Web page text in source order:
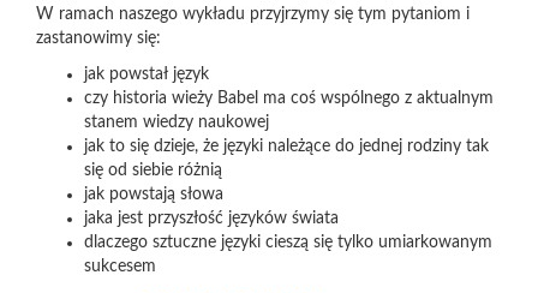
W ramach naszego wykładu przyjrzymy się tym pytaniom i
zastanowimy się:
jak powstał język
czy historia wieży Babel ma coś wspólnego z aktualnym
stanem wiedzy naukowej
jak to się dzieje, że języki należące do jednej rodziny tak
się od siebie różnią
jak powstają słowa
jaka jest przyszłość języków świata
dlaczego sztuczne języki cieszą się tylko umiarkowanym
sukcesem